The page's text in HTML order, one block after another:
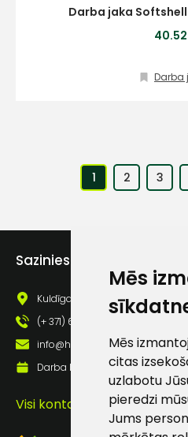
Mēs
Mēs
citas
uzlabotu
pieredzi
Jums
Darba jaka Softshell
Darba
1 2 3
Sazinies ar mums
Kuldīgas iela 69a, Saldus, Saldus
(+ 371) 63 881 186
info@hards.lv
Darba laiks: Darbadienās: 8:00 -
Visi kontakti